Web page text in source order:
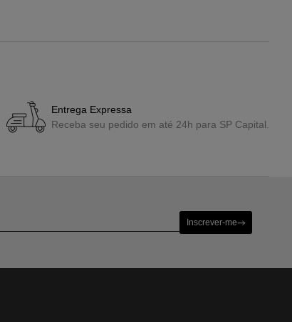
Entrega Expressa
Receba seu pedido em até 24h para SP Capital.
Inscrever-me